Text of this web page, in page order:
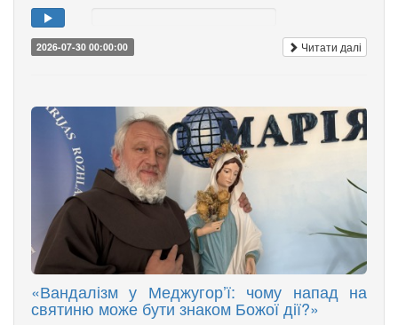
2026-07-30 00:00:00 Читати далі
«Вандалізм у Меджугор’ї: чому напад на
святиню може бути знаком Божої дії?»